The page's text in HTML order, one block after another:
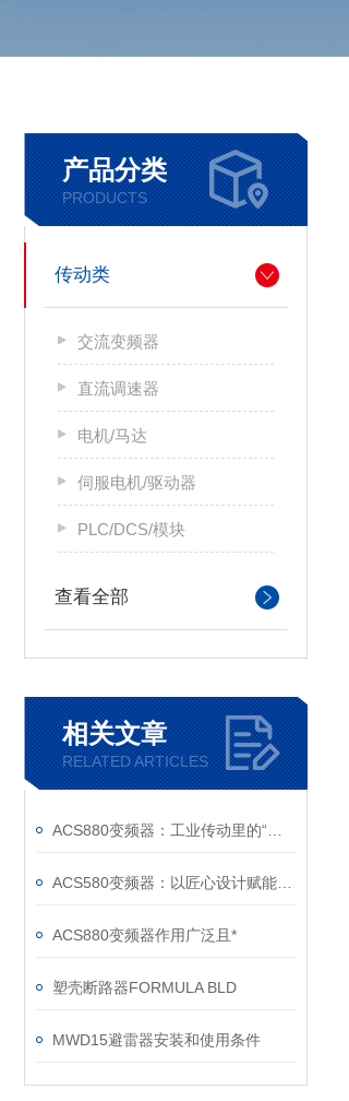
产品分类
PRODUCTS
传动类
交流变频器
直流调速器
电机/马达
伺服电机/驱动器
PLC/DCS/模块
查看全部
相关文章
RELATED ARTICLES
ACS880变频器作用广泛且*
塑壳断路器FORMULA BLD
MWD15避雷器安装和使用条件